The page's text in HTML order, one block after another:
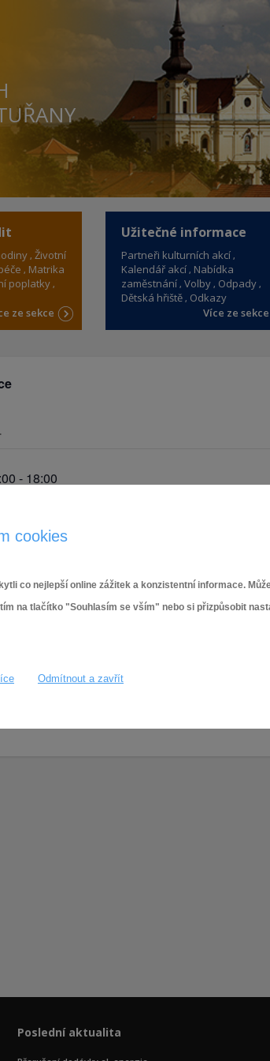
cookies
co nejlepší online zážitek a konzistentní informace.
na tlačítko "Souhlasím se vším" nebo si přizpůsobit
Odmítnout a zavřít
Životní
Matrika
poplatky
ze sekce
Užitečné informace
Partneři kulturních akcí
Kalendář akcí Nabídka
zaměstnání Volby Odpady
Dětská hřiště Odkazy
Více ze sekce
- 18:00
Poslední aktualita